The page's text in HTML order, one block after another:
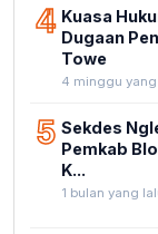
4 Kuasa
Dugaan
Towe
4 minggu
5 Sekdes
Pemkab
K...
1 bulan yang